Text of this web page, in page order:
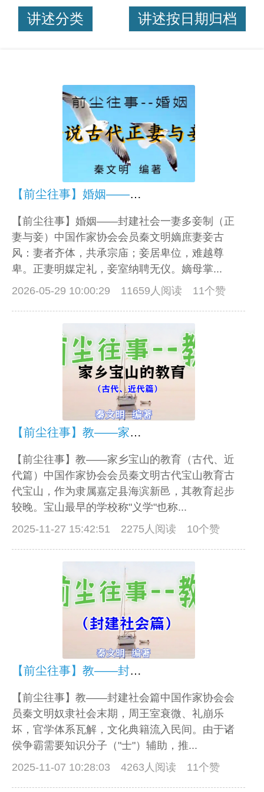
讲述分类 讲述按日期归档
【前尘往事】婚姻——封建社会一妻多妾制（正妻与妾）
【前尘往事】婚姻——封建社会一妻多妾制（正
妻与妾）中国作家协会会员秦文明嫡庶妻妾古
风：妻者齐体，共承宗庙；妾居卑位，难越尊
卑。正妻明媒定礼，妾室纳聘无仪。嫡母掌...
2026-05-29 10:00:29
11659人阅读 11个赞
【前尘往事】教——家乡宝山的教育（古代、近代篇）
【前尘往事】教——家乡宝山的教育（古代、近
代篇）中国作家协会会员秦文明古代宝山教育古
代宝山，作为隶属嘉定县海滨新邑，其教育起步
较晚。宝山最早的学校称"义学"也称...
2025-11-27 15:42:51
2275人阅读 10个赞
【前尘往事】教——封建社会篇
【前尘往事】教——封建社会篇中国作家协会会
员秦文明奴隶社会末期，周王室衰微、礼崩乐
坏，官学体系瓦解，文化典籍流入民间。由于诸
侯争霸需要知识分子（"士"）辅助，推...
2025-11-07 10:28:03
4263人阅读 11个赞